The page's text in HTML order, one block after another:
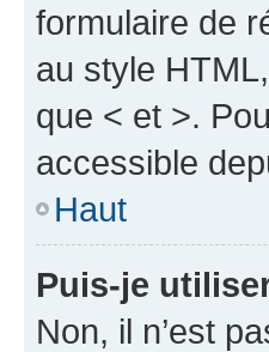
formulaire de
au style
que < et >.
accessible
Haut
Puis-je
Non, il n’est